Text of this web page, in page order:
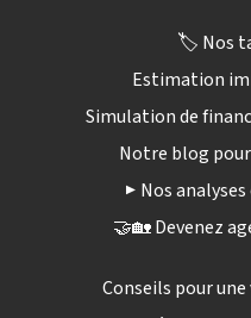
🏷️ Nos
Estimation
Simulation de
Notre blog
▶️ Nos
🤝🏡 Devenez
Conseils pour